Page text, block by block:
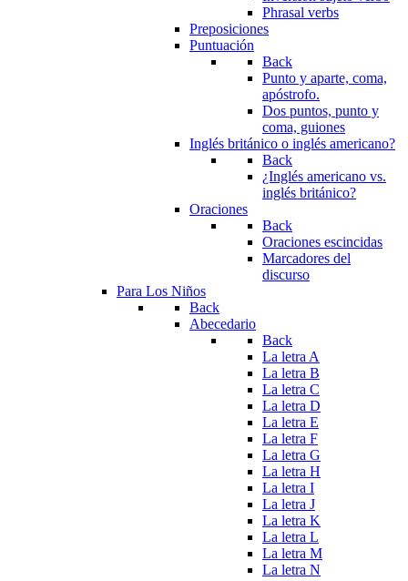
Phrasal verbs
Preposiciones
Puntuación
Back
Punto y aparte, coma,
apóstrofo.
Dos puntos, punto y
coma, guiones
Inglés británico o inglés americano?
Back
¿Inglés americano vs.
inglés británico?
Oraciones
Back
Oraciones escincidas
Marcadores del
discurso
Para Los Niños
Back
Abecedario
Back
La letra A
La letra B
La letra C
La letra D
La letra E
La letra F
La letra G
La letra H
La letra I
La letra J
La letra K
La letra L
La letra M
La letra N